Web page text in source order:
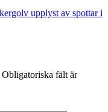
Obligatoriska fält är